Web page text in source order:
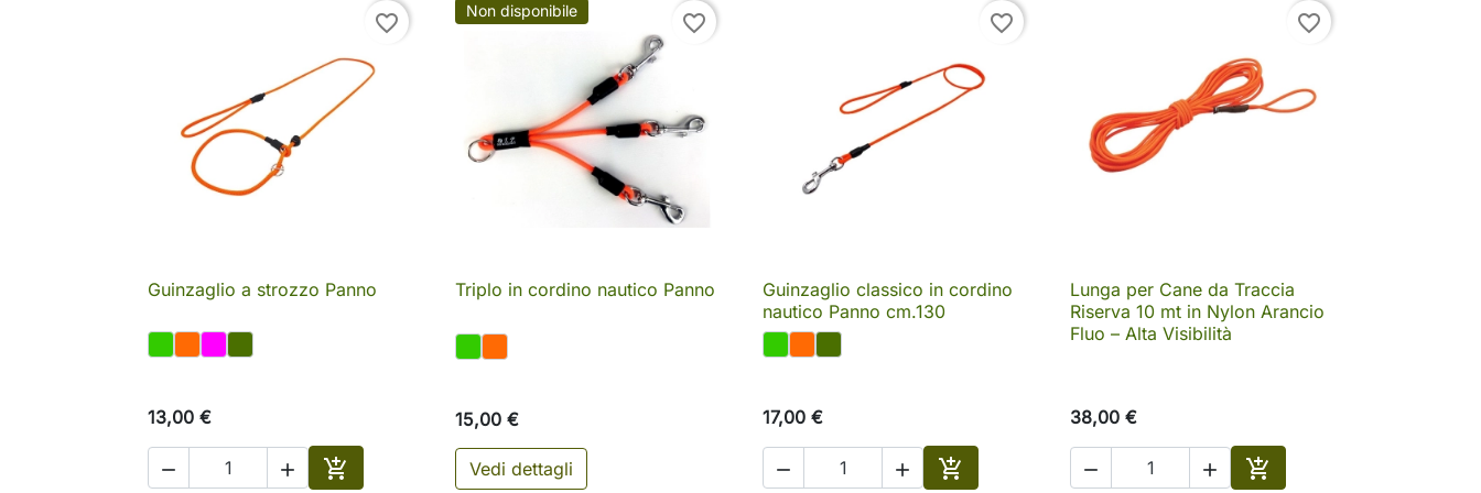
favorite_border
 Anteprima
Guinzaglio a strozzo Panno
13,00 €
  
Non disponibile favorite_border
 Anteprima
Triplo in cordino nautico Panno
15,00 €
Vedi dettagli
favorite_border
 Anteprima
Guinzaglio classico in cordino
nautico Panno cm.130
17,00 €
  
favorite_border
 Anteprima
Lunga per Cane da Traccia
Riserva 10 mt in Nylon Arancio
Fluo – Alta Visibilità
38,00 €
  